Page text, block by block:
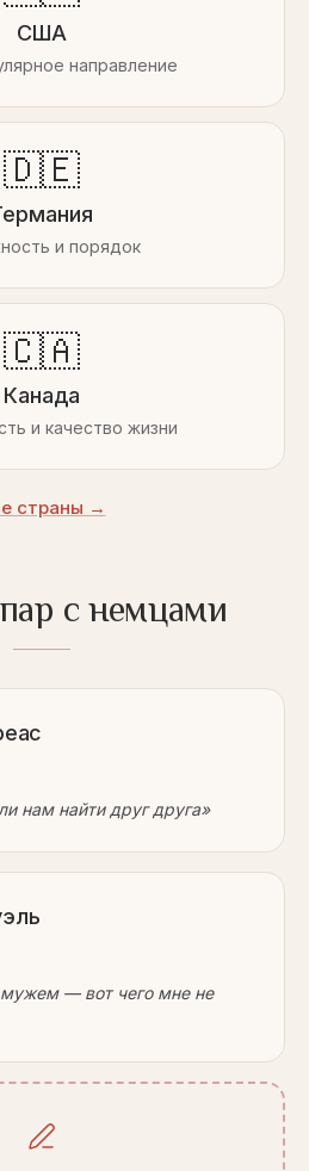
США
направление
🇩🇪
и порядок
🇨🇦
Канада
и качество жизни
страны →
с немцами
нам найти друг друга»
— вот чего мне не